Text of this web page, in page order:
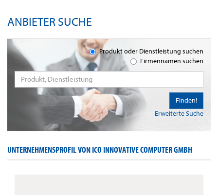
ANBIETER SUCHE
Produkt oder Dienstleistung suchen
Firmennamen suchen
Erweiterte Suche
Finden!
UNTERNEHMENSPROFIL VON ICO INNOVATIVE COMPUTER GMBH